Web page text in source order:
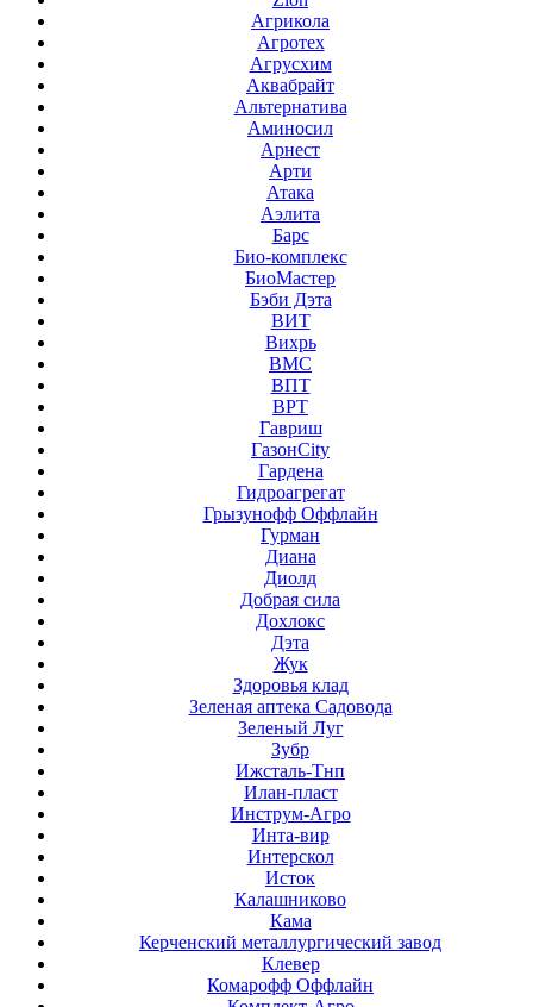
Агрикола
Агротех
Агрусхим
Аквабрайт
Альтернатива
Аминосил
Арнест
Арти
Атака
Аэлита
Барс
Био-комплекс
БиоМастер
Бэби Дэта
ВИТ
Вихрь
ВМС
ВПТ
ВРТ
Гавриш
ГазонCity
Гардена
Гидроагрегат
Грызунофф Оффлайн
Гурман
Диана
Диолд
Добрая сила
Дохлокс
Дэта
Жук
Здоровья клад
Зеленая аптека Садовода
Зеленый Луг
Зубр
Ижсталь-Тнп
Илан-пласт
Инструм-Агро
Инта-вир
Интерскол
Исток
Калашниково
Кама
Керченский металлургический завод
Клевер
Комарофф Оффлайн